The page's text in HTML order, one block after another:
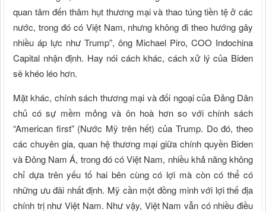
quan tâm đến thâm hụt thương mại và thao túng tiền tệ ở các
nước, trong đó có Việt Nam, nhưng không đi theo hướng gây
nhiều áp lực như Trump”, ông Michael Piro, COO Indochina
Capital nhận định. Hay nói cách khác, cách xử lý của Biden
sẽ khéo léo hơn.
Mặt khác, chính sách thương mại và đối ngoại của Đảng Dân
chủ có sự mềm mỏng và ôn hoà hơn so với chính sách
“American first” (Nước Mỹ trên hết) của Trump. Do đó, theo
các chuyên gia, quan hệ thương mại giữa chính quyền Biden
và Đông Nam Á, trong đó có Việt Nam, nhiều khả năng không
chỉ dựa trên yếu tố hai bên cùng có lợi mà còn có thể có
những ưu đãi nhất định. Mỹ cần một đồng minh với lợi thế địa
chính trị như Việt Nam. Như vậy, Việt Nam vẫn có nhiều điều